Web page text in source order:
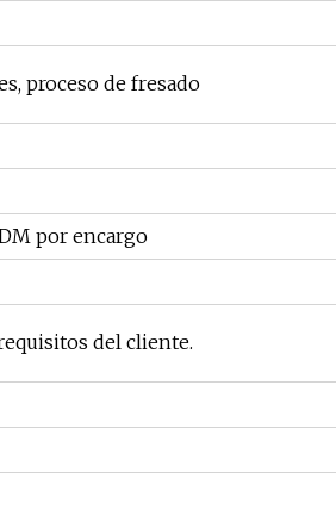
proceso de fresado
por encargo
del cliente.